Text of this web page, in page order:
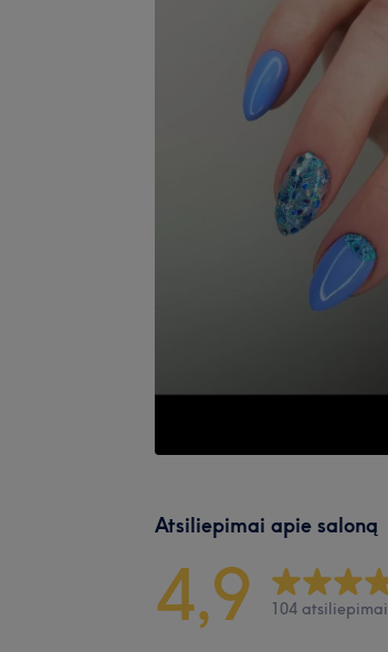
Atsiliepimai apie saloną
4,9 104 atsiliepimai